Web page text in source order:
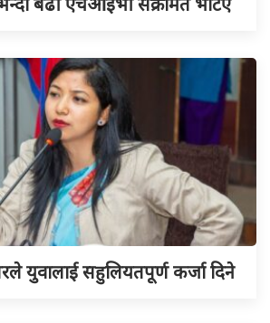
युवालाई सहुलियतपूर्ण कर्जा दिने